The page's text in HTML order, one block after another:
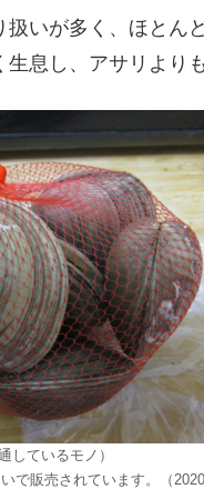
扱いが多く、ほとん
生息し、アサリより
しているモノ）
で販売されています。（